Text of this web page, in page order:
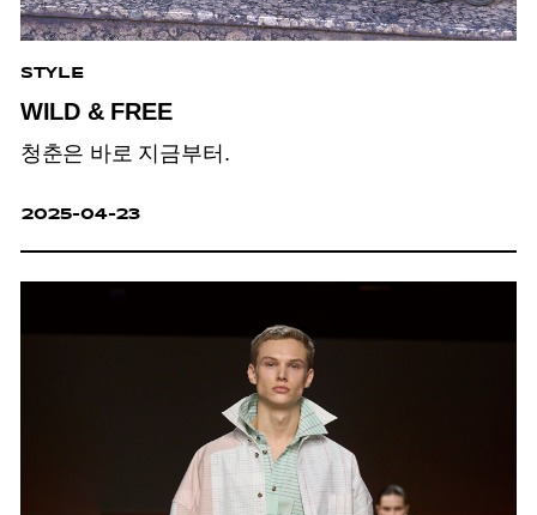
STYLE
WILD & FREE
청춘은 바로 지금부터.
2025-04-23